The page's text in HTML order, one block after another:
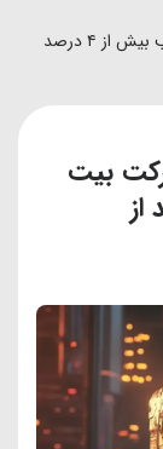
خرید سنگین اتریوم توسط شرکت بیت‌ ماین؛ تصاحب بیش از ۴ درصد
بیت‌
درصد از